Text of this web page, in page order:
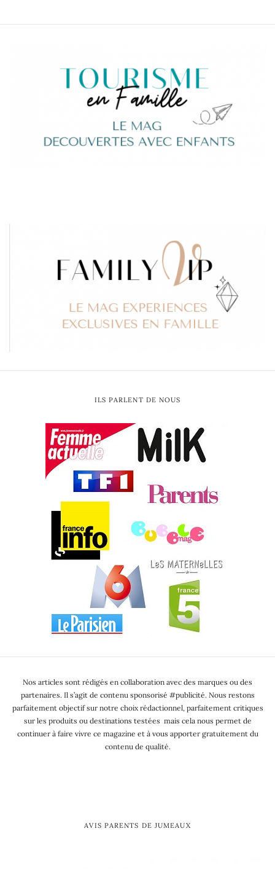
ILS PARLENT DE NOUS
Nos articles sont rédigés en collaboration avec des marques ou des
partenaires. Il s’agit de contenu sponsorisé #publicité. Nous restons
parfaitement objectif sur notre choix rédactionnel, parfaitement critiques
sur les produits ou destinations testées mais cela nous permet de
continuer à faire vivre ce magazine et à vous apporter gratuitement du
contenu de qualité.
AVIS PARENTS DE JUMEAUX